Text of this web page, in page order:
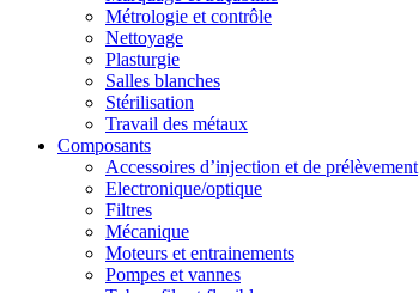
Métrologie et contrôle
Nettoyage
Plasturgie
Salles blanches
Stérilisation
Travail des métaux
Composants
Accessoires d’injection et de prélèvement
Electronique/optique
Filtres
Mécanique
Moteurs et entrainements
Pompes et vannes